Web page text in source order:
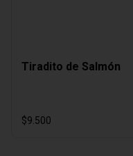
Tiradito de Salmón
$9.500